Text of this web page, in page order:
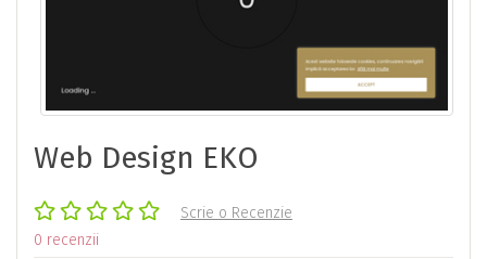
Web Design EKO
Scrie o Recenzie
0 recenzii